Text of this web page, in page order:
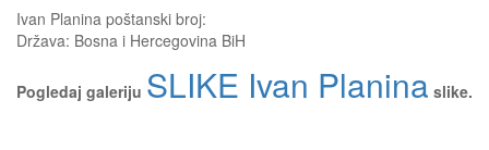
Ivan Planina poštanski broj:
Država: Bosna i Hercegovina BiH
Pogledaj galeriju SLIKE Ivan Planina slike.